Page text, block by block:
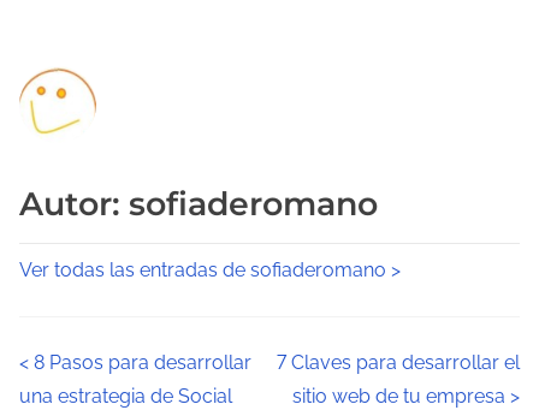
Autor: sofiaderomano
Ver todas las entradas de sofiaderomano >
N
< 8 Pasos para desarrollar
una estrategia de Social
7 Claves para desarrollar el
sitio web de tu empresa >